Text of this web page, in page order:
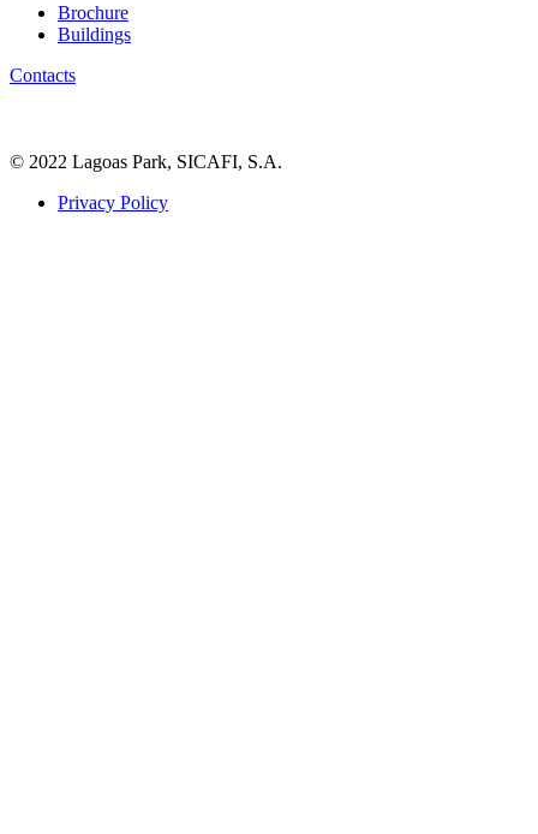
Brochure
Buildings
Contacts
© 2022 Lagoas Park, SICAFI, S.A.
Privacy Policy